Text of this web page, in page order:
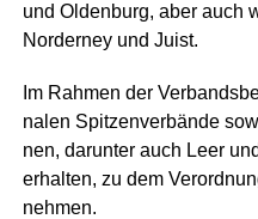
und Olden­burg, aber auch
Nor­der­ney und Juist.
Im Rah­men der
na­len Spit­zen­ver­bän­de
nen, dar­un­ter auch Leer
erhal­ten, zu dem
nehmen.